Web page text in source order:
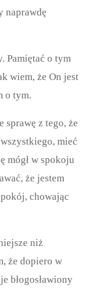
naprawdę
Pamiętać o tym
wiem, że On jest
o tym.
sprawę z tego, że
mieć
mógł w spokoju
że jestem
chowając
niż
że dopiero w
błogosławiony